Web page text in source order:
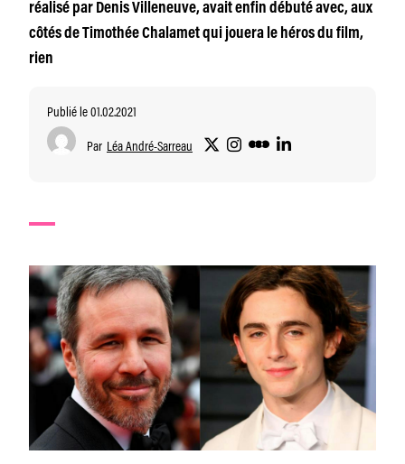
réalisé par Denis Villeneuve, avait enfin débuté avec, aux
côtés de Timothée Chalamet qui jouera le héros du film,
rien
Publié le 01.02.2021
Par Léa André-Sarreau